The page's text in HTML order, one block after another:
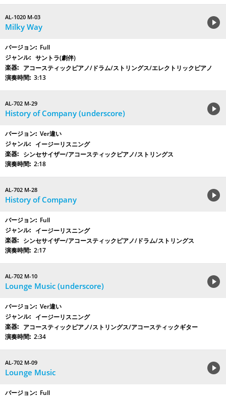
AL-1020 M-03
Milky Way
Full
サントラ(劇伴)
アコースティックピアノ/ドラム/ストリングス/エレクトリックピアノ
3:13
AL-702 M-29
History of Company (underscore)
Ver違い
イージーリスニング
シンセサイザー/アコースティックピアノ/ストリングス
2:18
AL-702 M-28
History of Company
Full
イージーリスニング
シンセサイザー/アコースティックピアノ/ドラム/ストリングス
2:17
AL-702 M-10
Lounge Music (underscore)
Ver違い
イージーリスニング
アコースティックピアノ/ストリングス/アコースティックギター
2:34
AL-702 M-09
Lounge Music
Full